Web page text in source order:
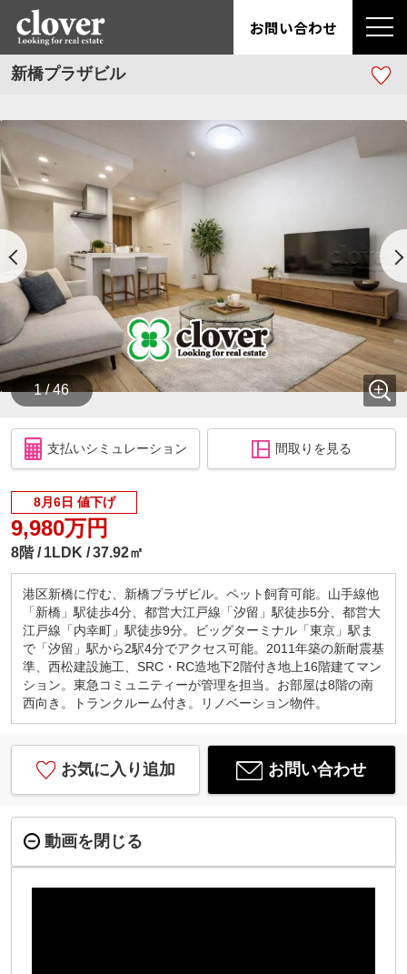
お問い合わせ
新橋プラザビル
1 / 46
支払いシミュレーション 間取りを見る
8月6日 値下げ
9,980万円
8階 1LDK 37.92㎡
港区新橋に佇む、新橋プラザビル。ペット飼育可能。山手線他
「新橋」駅徒歩4分、都営大江戸線「汐留」駅徒歩5分、都営大
江戸線「内幸町」駅徒歩9分。ビッグターミナル「東京」駅ま
で「汐留」駅から2駅4分でアクセス可能。2011年築の新耐震基
準、西松建設施工、SRC・RC造地下2階付き地上16階建てマン
ション。東急コミュニティーが管理を担当。お部屋は8階の南
西向き。トランクルーム付き。リノベーション物件。
お気に入り追加 お問い合わせ
動画を閉じる